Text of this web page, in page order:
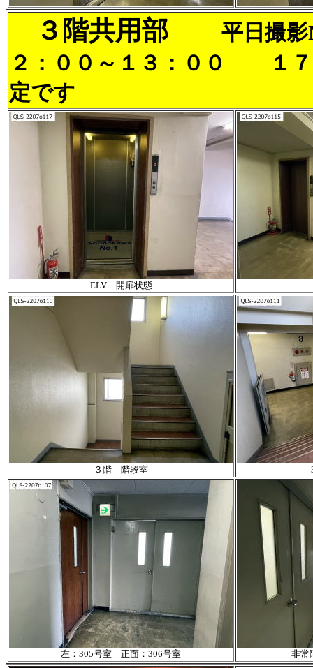
３階共用部
平日撮
２：００～１３：００ １７
定です
ELV 開扉状態
３階 階段室
左：305号室 正面：306号室 非常